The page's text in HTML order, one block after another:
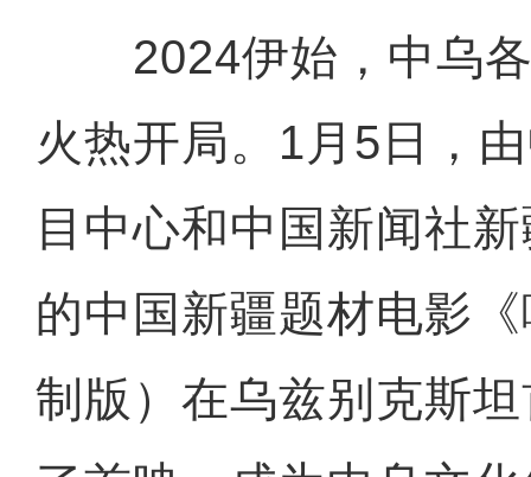
2024伊始，中乌各
火热开局。1月5日，
目中心和中国新闻社
的中国新疆题材电影
制版）在乌兹别克斯